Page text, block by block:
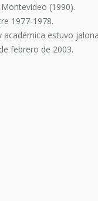
(1990).
1977-1978.
académica estuvo
febrero de 2003.